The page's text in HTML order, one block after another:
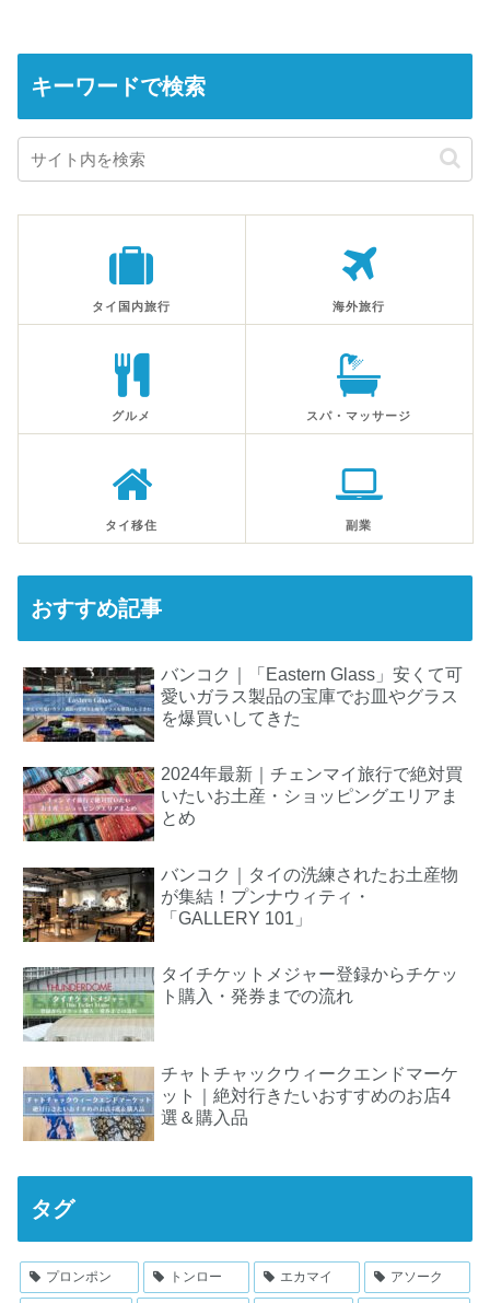
キーワードで検索
タイ国内旅行 海外旅行
グルメ スパ・マッサージ
タイ移住 副業
おすすめ記事
バンコク｜「Eastern Glass」安くて可
愛いガラス製品の宝庫でお皿やグラス
を爆買いしてきた
2024年最新｜チェンマイ旅行で絶対買
いたいお土産・ショッピングエリアま
とめ
バンコク｜タイの洗練されたお土産物
が集結！プンナウィティ・
「GALLERY 101」
タイチケットメジャー登録からチケッ
ト購入・発券までの流れ
チャトチャックウィークエンドマーケ
ット｜絶対行きたいおすすめのお店4
選＆購入品
タグ
プロンポン トンロー エカマイ アソーク